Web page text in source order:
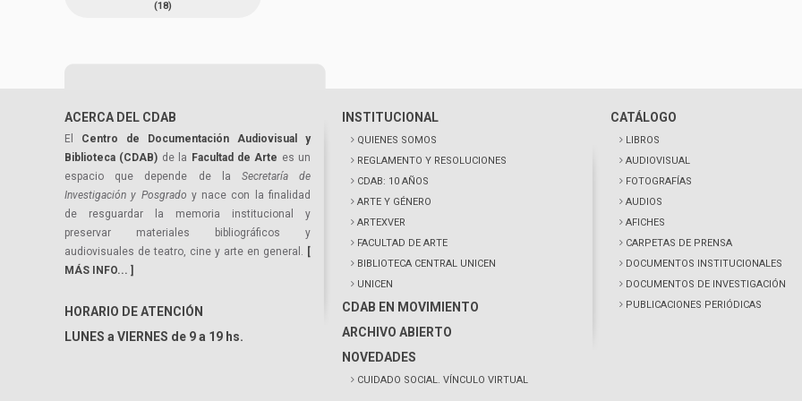
(18)
ACERCA DEL CDAB
El Centro de Documentación Audiovisual y
Biblioteca (CDAB) de la Facultad de Arte es un
espacio que depende de la Secretaría de
Investigación y Posgrado y nace con la finalidad
de resguardar la memoria institucional y
preservar materiales bibliográficos y
audiovisuales de teatro, cine y arte en general. [
MÁS INFO... ]
HORARIO DE ATENCIÓN
LUNES a VIERNES de 9 a 19 hs.
INSTITUCIONAL
QUIENES SOMOS
REGLAMENTO Y RESOLUCIONES
CDAB: 10 AÑOS
ARTE Y GÉNERO
ARTEXVER
FACULTAD DE ARTE
BIBLIOTECA CENTRAL UNICEN
UNICEN
CDAB EN MOVIMIENTO
ARCHIVO ABIERTO
NOVEDADES
CUIDADO SOCIAL. VÍNCULO VIRTUAL
CATÁLOGO
LIBROS
AUDIOVISUAL
FOTOGRAFÍAS
AUDIOS
AFICHES
CARPETAS DE PRENSA
DOCUMENTOS INSTITUCIONALES
DOCUMENTOS DE INVESTIGACIÓN
PUBLICACIONES PERIÓDICAS